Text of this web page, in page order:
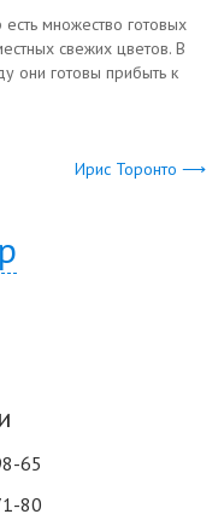
множество готовых
свежих цветов. В
они готовы прибыть к
Ирис Торонто ⟶
65
80